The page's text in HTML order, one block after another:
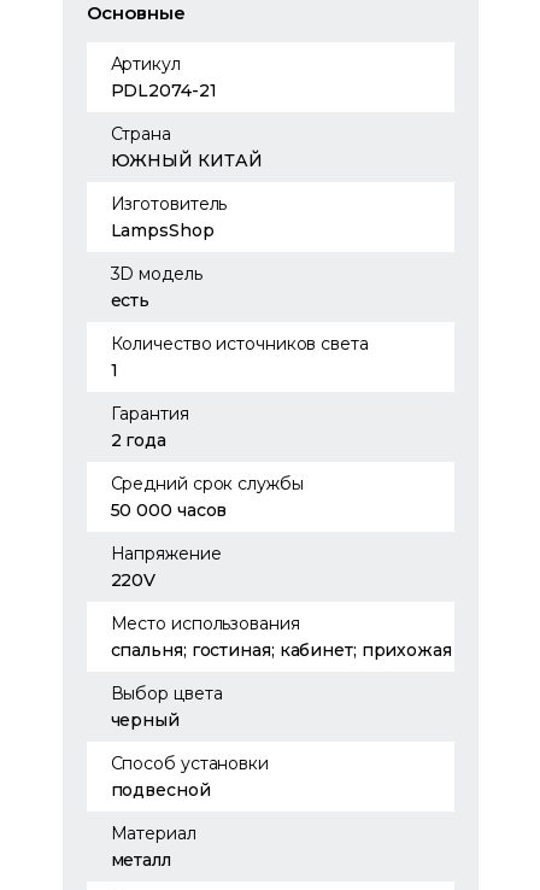
Основные
Артикул
PDL2074-21
Страна
ЮЖНЫЙ КИТАЙ
Изготовитель
LampsShop
3D модель
есть
Количество источников света
1
Гарантия
2 года
Средний срок службы
50 000 часов
Напряжение
220V
Место использования
спальня; гостиная; кабинет; прихожая
Выбор цвета
черный
Способ установки
подвесной
Материал
металл